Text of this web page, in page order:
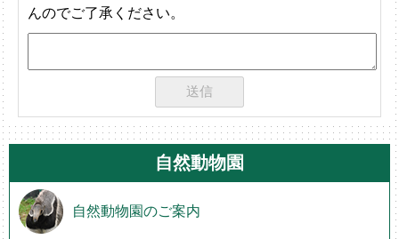
んのでご了承ください。
自然動物園
自然動物園のご案内